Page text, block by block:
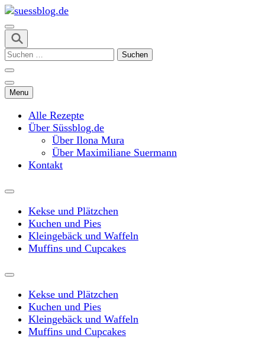
Skip
to
content
(Press
Enter)
suessblog.de
Suchen
Menu
Alle Rezepte
Über Süssblog.de
Über Ilona Mura
Über Maximiliane Suermann
Kontakt
Kekse und Plätzchen
Kuchen und Pies
Kleingebäck und Waffeln
Muffins und Cupcakes
Kekse und Plätzchen
Kuchen und Pies
Kleingebäck und Waffeln
Muffins und Cupcakes